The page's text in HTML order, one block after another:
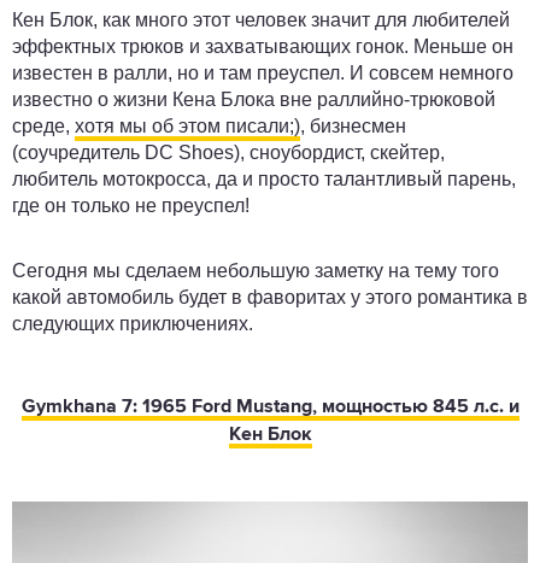
Кен Блок, как много этот человек значит для любителей
эффектных трюков и захватывающих гонок. Меньше он
известен в ралли, но и там преуспел. И совсем немного
известно о жизни Кена Блока вне раллийно-трюковой
среде, хотя мы об этом писали;), бизнесмен
(соучредитель DC Shoes), сноубордист, скейтер,
любитель мотокросса, да и просто талантливый парень,
где он только не преуспел!
Сегодня мы сделаем небольшую заметку на тему того
какой автомобиль будет в фаворитах у этого романтика в
следующих приключениях.
Gymkhana 7: 1965 Ford Mustang, мощностью 845 л.с. и
Кен Блок